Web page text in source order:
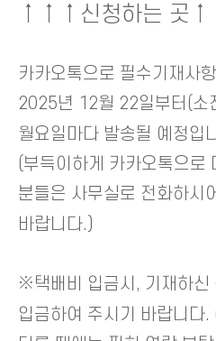
↑
↑ ↑신청하는 곳 ↑
카카오톡으로 필수기재사
2025년 12월 22일부터(소
월요일마다 발송될 예정입
(부득이하게 카카오톡으로
분들은 사무실로 전화하시
바랍니다.)
※택배비 입금시, 기재하신
입금하여 주시기 바랍니다.